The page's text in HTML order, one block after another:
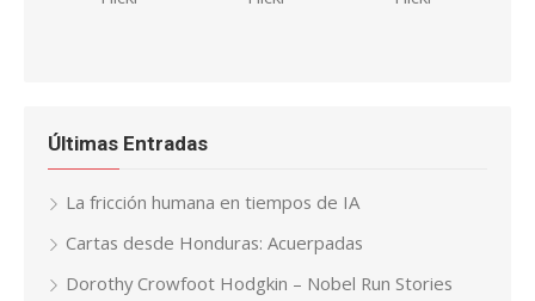
Últimas Entradas
La fricción humana en tiempos de IA
Cartas desde Honduras: Acuerpadas
Dorothy Crowfoot Hodgkin – Nobel Run Stories